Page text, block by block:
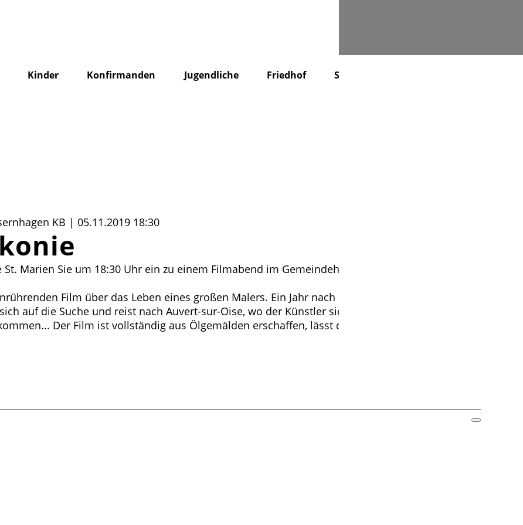
Kinder Konfirmanden Jugendliche Friedhof Stiftung
KB | 05.11.2019 18:30
Marien Sie um 18:30 Uhr ein zu einem Filmabend im Gemeindehaus , Martin-Luther-Weg,
Film über das Leben eines großen Malers. Ein Jahr nach seinem Tod taucht ein Brief an
auf die Suche und reist nach Auvert-sur-Oise, wo der Künstler sich zuletzt aufhielt. Trotz
Der Film ist vollständig aus Ölgemälden erschaffen, lässt diese so zum Leben erwachen. Wir